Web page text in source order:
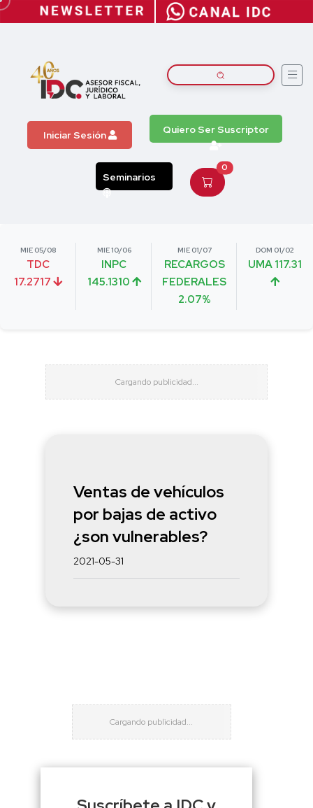
Iniciar Sesión Quiero Ser Suscriptor
Seminarios
0
MIE 05/08
TDC
17.2717
MIE 10/06
INPC
145.1310
MIE 01/07
RECARGOS
FEDERALES
2.07%
DOM 01/02
UMA 117.31
Ventas de vehículos
por bajas de activo
¿son vulnerables?
2021-05-31